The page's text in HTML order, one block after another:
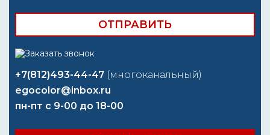
+7(812)493-44-47 (многоканальный)
egocolor@inbox.ru
пн-пт с 9-00 до 18-00